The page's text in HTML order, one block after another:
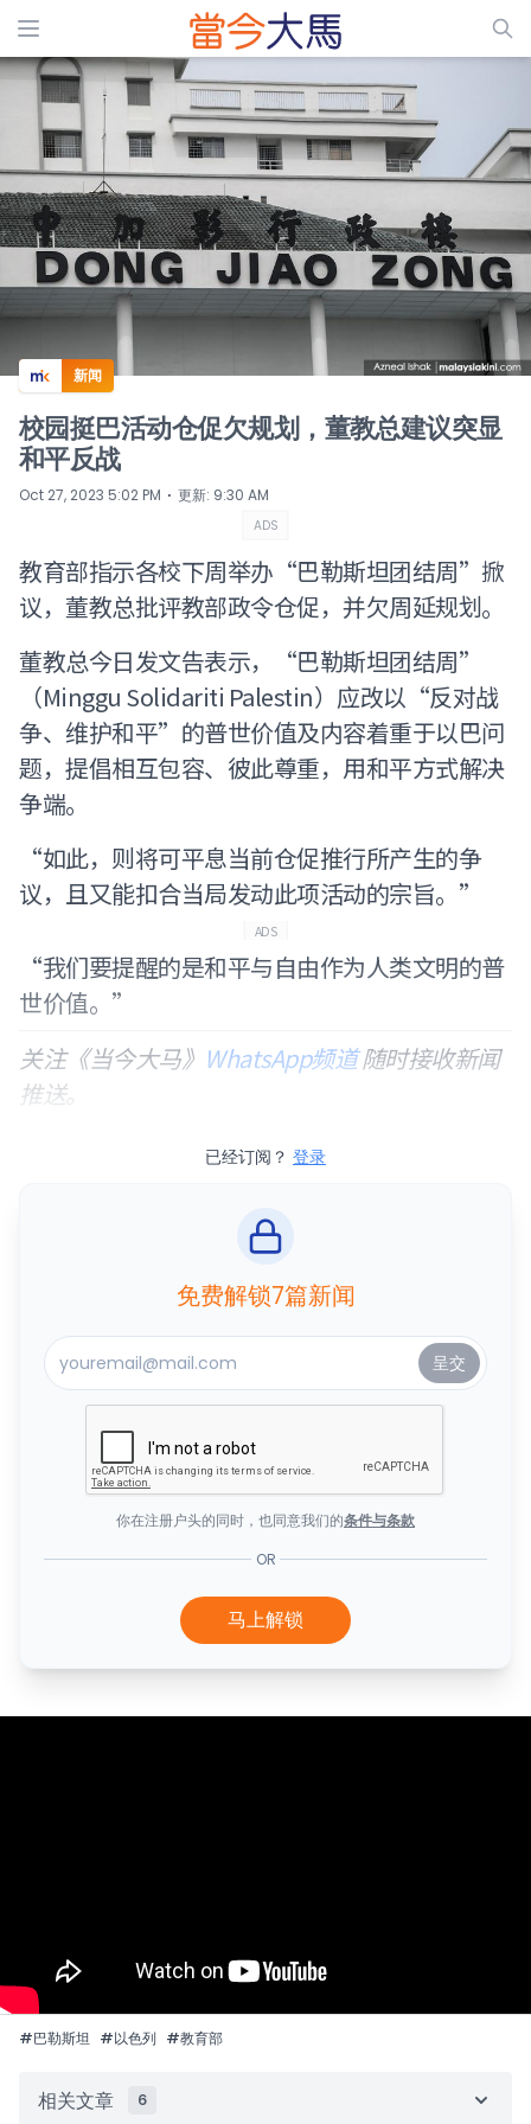
ADS
新闻
校园挺巴活动仓促欠规划，董教总建议突显
和平反战
Oct 27, 2023 5:02 PM ⋅ 更新: 9:30 AM
ADS
教育部指示各校下周举办“巴勒斯坦团结周”掀
议，董教总批评教部政令仓促，并欠周延规划。
董教总今日发文告表示，“巴勒斯坦团结周”
（Minggu Solidariti Palestin）应改以“反对战
争、维护和平”的普世价值及内容着重于以巴问
题，提倡相互包容、彼此尊重，用和平方式解决
争端。
“如此，则将可平息当前仓促推行所产生的争
议，且又能扣合当局发动此项活动的宗旨。”
ADS
“我们要提醒的是和平与自由作为人类文明的普
世价值。”
关注《当今大马》 WhatsApp频道随时接收新闻
推送。
已经订阅？ 登录
免费解锁7篇新闻
你在注册户头的同时，也同意我们的条件与条款
OR
马上解锁
#巴勒斯坦 #以色列 #教育部
相关文章 6